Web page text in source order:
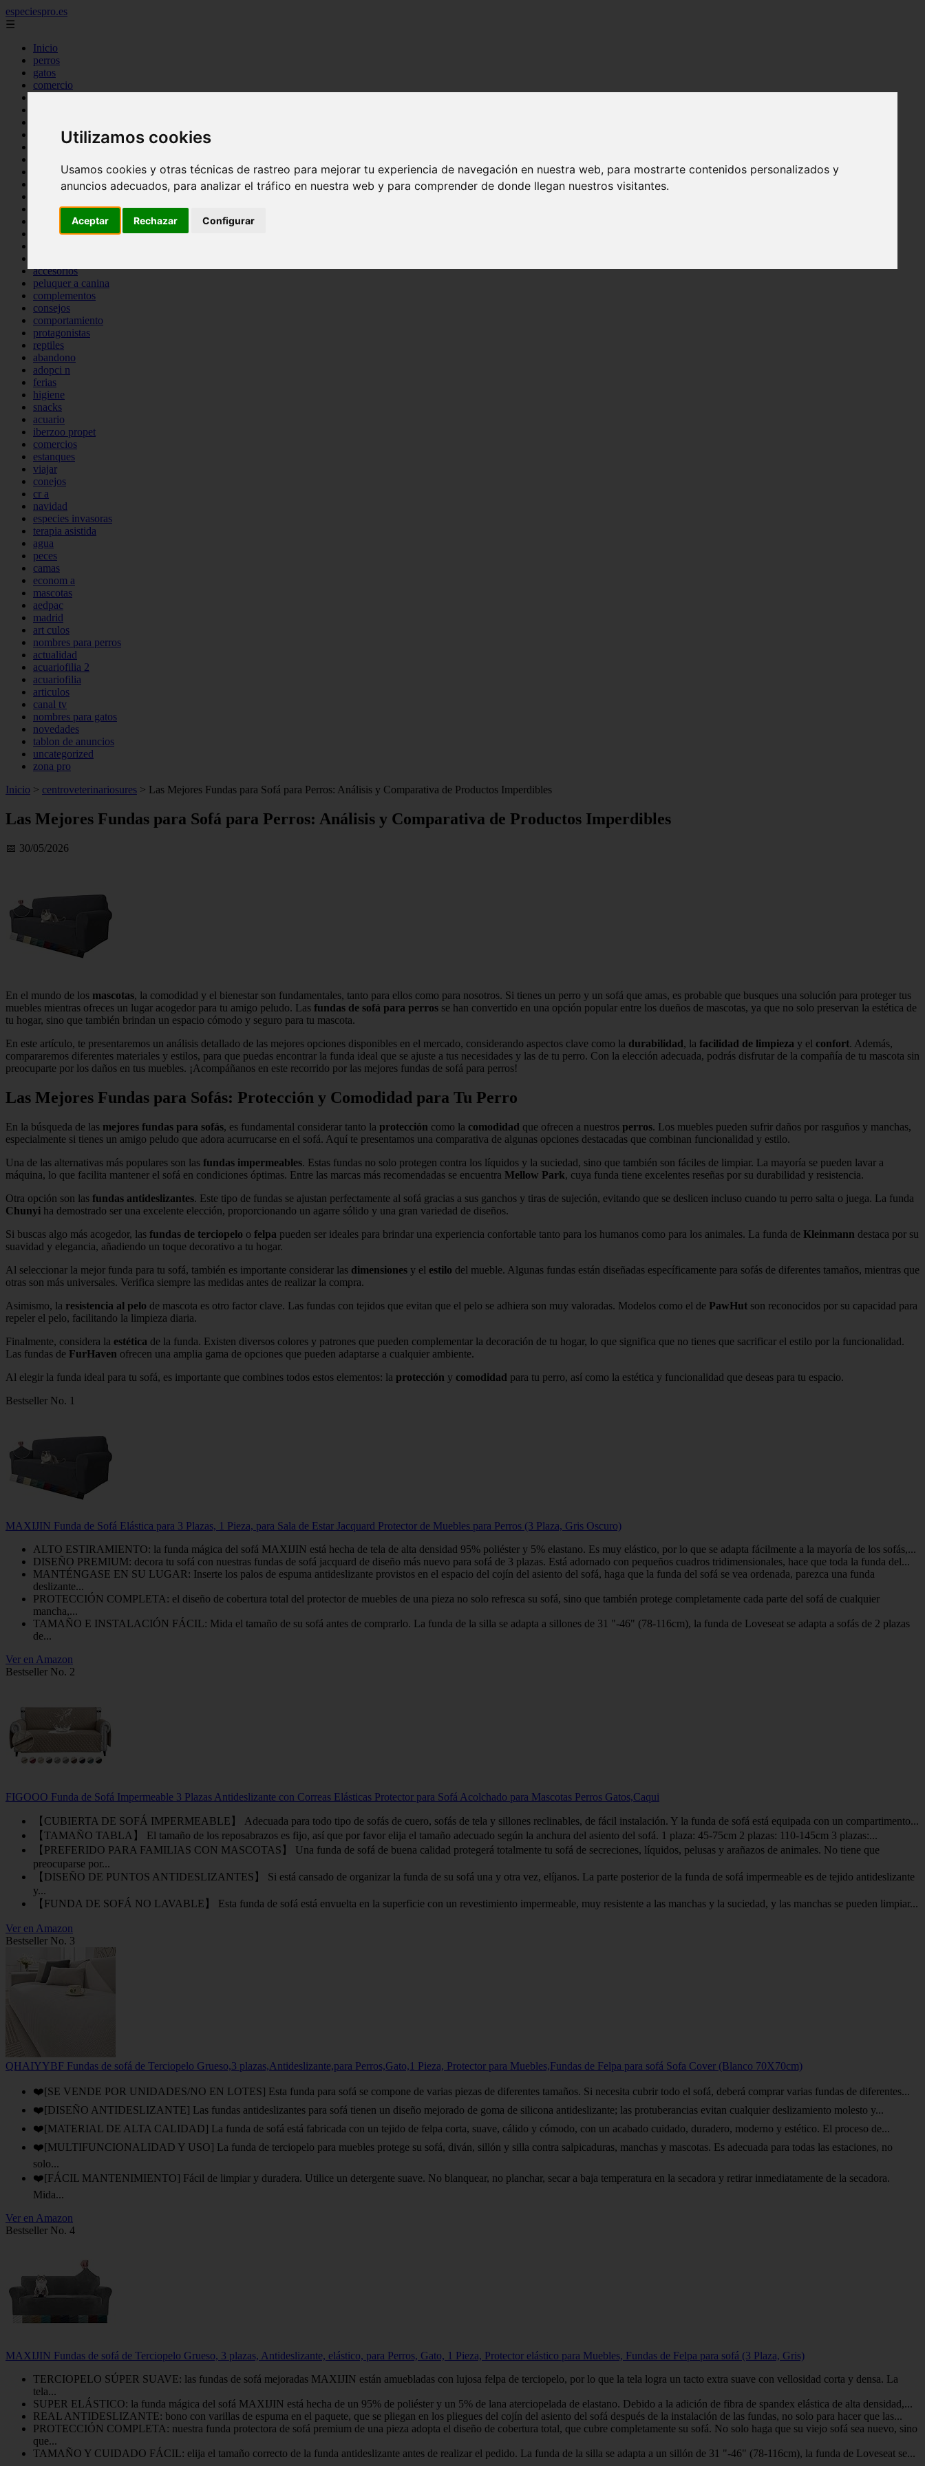
Utilizamos cookies
Usamos cookies y otras técnicas de rastreo para mejorar tu experiencia de navegación en nuestra web, para mostrarte contenidos personalizados y
anuncios adecuados, para analizar el tráfico en nuestra web y para comprender de donde llegan nuestros visitantes.
Aceptar Rechazar Configurar
especiespro.es
☰
Inicio
perros
gatos
comercio
tenencia responsable
mantenimiento
bienestar
peque os mam feros
verano
accesorios
peluquer a canina
complementos
consejos
comportamiento
protagonistas
reptiles
abandono
adopci n
ferias
higiene
snacks
acuario
iberzoo propet
comercios
estanques
viajar
conejos
cr a
navidad
especies invasoras
terapia asistida
agua
peces
camas
econom a
mascotas
aedpac
madrid
art culos
nombres para perros
actualidad
acuariofilia 2
acuariofilia
articulos
canal tv
nombres para gatos
novedades
tablon de anuncios
uncategorized
zona pro
Inicio > centroveterinariosures > Las Mejores Fundas para Sofá para Perros: Análisis y Comparativa de Productos Imperdibles
Las Mejores Fundas para Sofá para Perros: Análisis y Comparativa de Productos Imperdibles
📅 30/05/2026
En el mundo de los mascotas, la comodidad y el bienestar son fundamentales, tanto para ellos como para nosotros. Si tienes un perro y un sofá que amas, es probable que busques una solución para proteger tus
muebles mientras ofreces un lugar acogedor para tu amigo peludo. Las fundas de sofá para perros se han convertido en una opción popular entre los dueños de mascotas, ya que no solo preservan la estética de
tu hogar, sino que también brindan un espacio cómodo y seguro para tu mascota.
En este artículo, te presentaremos un análisis detallado de las mejores opciones disponibles en el mercado, considerando aspectos clave como la durabilidad, la facilidad de limpieza y el confort. Además,
compararemos diferentes materiales y estilos, para que puedas encontrar la funda ideal que se ajuste a tus necesidades y las de tu perro. Con la elección adecuada, podrás disfrutar de la compañía de tu mascota sin
preocuparte por los daños en tus muebles. ¡Acompáñanos en este recorrido por las mejores fundas de sofá para perros!
Las Mejores Fundas para Sofás: Protección y Comodidad para Tu Perro
En la búsqueda de las mejores fundas para sofás, es fundamental considerar tanto la protección como la comodidad que ofrecen a nuestros perros. Los muebles pueden sufrir daños por rasguños y manchas,
especialmente si tienes un amigo peludo que adora acurrucarse en el sofá. Aquí te presentamos una comparativa de algunas opciones destacadas que combinan funcionalidad y estilo.
Una de las alternativas más populares son las fundas impermeables. Estas fundas no solo protegen contra los líquidos y la suciedad, sino que también son fáciles de limpiar. La mayoría se pueden lavar a
máquina, lo que facilita mantener el sofá en condiciones óptimas. Entre las marcas más recomendadas se encuentra Mellow Park, cuya funda tiene excelentes reseñas por su durabilidad y resistencia.
Otra opción son las fundas antideslizantes. Este tipo de fundas se ajustan perfectamente al sofá gracias a sus ganchos y tiras de sujeción, evitando que se deslicen incluso cuando tu perro salta o juega. La funda
Chunyi ha demostrado ser una excelente elección, proporcionando un agarre sólido y una gran variedad de diseños.
Si buscas algo más acogedor, las fundas de terciopelo o felpa pueden ser ideales para brindar una experiencia confortable tanto para los humanos como para los animales. La funda de Kleinmann destaca por su
suavidad y elegancia, añadiendo un toque decorativo a tu hogar.
Al seleccionar la mejor funda para tu sofá, también es importante considerar las dimensiones y el estilo del mueble. Algunas fundas están diseñadas específicamente para sofás de diferentes tamaños, mientras que
otras son más universales. Verifica siempre las medidas antes de realizar la compra.
Asimismo, la resistencia al pelo de mascota es otro factor clave. Las fundas con tejidos que evitan que el pelo se adhiera son muy valoradas. Modelos como el de PawHut son reconocidos por su capacidad para
repeler el pelo, facilitando la limpieza diaria.
Finalmente, considera la estética de la funda. Existen diversos colores y patrones que pueden complementar la decoración de tu hogar, lo que significa que no tienes que sacrificar el estilo por la funcionalidad.
Las fundas de FurHaven ofrecen una amplia gama de opciones que pueden adaptarse a cualquier ambiente.
Al elegir la funda ideal para tu sofá, es importante que combines todos estos elementos: la protección y comodidad para tu perro, así como la estética y funcionalidad que deseas para tu espacio.
Bestseller No. 1
MAXIJIN Funda de Sofá Elástica para 3 Plazas, 1 Pieza, para Sala de Estar Jacquard Protector de Muebles para Perros (3 Plaza, Gris Oscuro)
ALTO ESTIRAMIENTO: la funda mágica del sofá MAXIJIN está hecha de tela de alta densidad 95% poliéster y 5% elastano. Es muy elástico, por lo que se adapta fácilmente a la mayoría de los sofás,...
DISEÑO PREMIUM: decora tu sofá con nuestras fundas de sofá jacquard de diseño más nuevo para sofá de 3 plazas. Está adornado con pequeños cuadros tridimensionales, hace que toda la funda del...
MANTÉNGASE EN SU LUGAR: Inserte los palos de espuma antideslizante provistos en el espacio del cojín del asiento del sofá, haga que la funda del sofá se vea ordenada, parezca una funda
deslizante...
PROTECCIÓN COMPLETA: el diseño de cobertura total del protector de muebles de una pieza no solo refresca su sofá, sino que también protege completamente cada parte del sofá de cualquier
mancha,...
TAMAÑO E INSTALACIÓN FÁCIL: Mida el tamaño de su sofá antes de comprarlo. La funda de la silla se adapta a sillones de 31 "-46" (78-116cm), la funda de Loveseat se adapta a sofás de 2 plazas
de...
Ver en Amazon
Bestseller No. 2
FIGOOO Funda de Sofá Impermeable 3 Plazas Antideslizante con Correas Elásticas Protector para Sofá Acolchado para Mascotas Perros Gatos,Caqui
【CUBIERTA DE SOFÁ IMPERMEABLE】 Adecuada para todo tipo de sofás de cuero, sofás de tela y sillones reclinables, de fácil instalación. Y la funda de sofá está equipada con un compartimento...
【TAMAÑO TABLA】 El tamaño de los reposabrazos es fijo, así que por favor elija el tamaño adecuado según la anchura del asiento del sofá. 1 plaza: 45-75cm 2 plazas: 110-145cm 3 plazas:...
【PREFERIDO PARA FAMILIAS CON MASCOTAS】 Una funda de sofá de buena calidad protegerá totalmente tu sofá de secreciones, líquidos, pelusas y arañazos de animales. No tiene que
preocuparse por...
【DISEÑO DE PUNTOS ANTIDESLIZANTES】 Si está cansado de organizar la funda de su sofá una y otra vez, elíjanos. La parte posterior de la funda de sofá impermeable es de tejido antideslizante
y...
【FUNDA DE SOFÁ NO LAVABLE】 Esta funda de sofá está envuelta en la superficie con un revestimiento impermeable, muy resistente a las manchas y la suciedad, y las manchas se pueden limpiar...
Ver en Amazon
Bestseller No. 3
QHAIYYBF Fundas de sofá de Terciopelo Grueso,3 plazas,Antideslizante,para Perros,Gato,1 Pieza, Protector para Muebles,Fundas de Felpa para sofá Sofa Cover (Blanco 70X70cm)
❤️[SE VENDE POR UNIDADES/NO EN LOTES] Esta funda para sofá se compone de varias piezas de diferentes tamaños. Si necesita cubrir todo el sofá, deberá comprar varias fundas de diferentes...
❤️[DISEÑO ANTIDESLIZANTE] Las fundas antideslizantes para sofá tienen un diseño mejorado de goma de silicona antideslizante; las protuberancias evitan cualquier deslizamiento molesto y...
❤️[MATERIAL DE ALTA CALIDAD] La funda de sofá está fabricada con un tejido de felpa corta, suave, cálido y cómodo, con un acabado cuidado, duradero, moderno y estético. El proceso de...
❤️[MULTIFUNCIONALIDAD Y USO] La funda de terciopelo para muebles protege su sofá, diván, sillón y silla contra salpicaduras, manchas y mascotas. Es adecuada para todas las estaciones, no
solo...
❤️[FÁCIL MANTENIMIENTO] Fácil de limpiar y duradera. Utilice un detergente suave. No blanquear, no planchar, secar a baja temperatura en la secadora y retirar inmediatamente de la secadora.
Mida...
Ver en Amazon
Bestseller No. 4
MAXIJIN Fundas de sofá de Terciopelo Grueso, 3 plazas, Antideslizante, elástico, para Perros, Gato, 1 Pieza, Protector elástico para Muebles, Fundas de Felpa para sofá (3 Plaza, Gris)
TERCIOPELO SÚPER SUAVE: las fundas de sofá mejoradas MAXIJIN están amuebladas con lujosa felpa de terciopelo, por lo que la tela logra un tacto extra suave con vellosidad corta y densa. La
tela...
SUPER ELÁSTICO: la funda mágica del sofá MAXIJIN está hecha de un 95% de poliéster y un 5% de lana aterciopelada de elastano. Debido a la adición de fibra de spandex elástica de alta densidad,...
REAL ANTIDESLIZANTE: bono con varillas de espuma en el paquete, que se pliegan en los pliegues del cojín del asiento del sofá después de la instalación de las fundas, no solo para hacer que las...
PROTECCIÓN COMPLETA: nuestra funda protectora de sofá premium de una pieza adopta el diseño de cobertura total, que cubre completamente su sofá. No solo haga que su viejo sofá sea nuevo, sino
que...
TAMAÑO Y CUIDADO FÁCIL: elija el tamaño correcto de la funda antideslizante antes de realizar el pedido. La funda de la silla se adapta a un sillón de 31 "-46" (78-116cm), la funda de Loveseat se...